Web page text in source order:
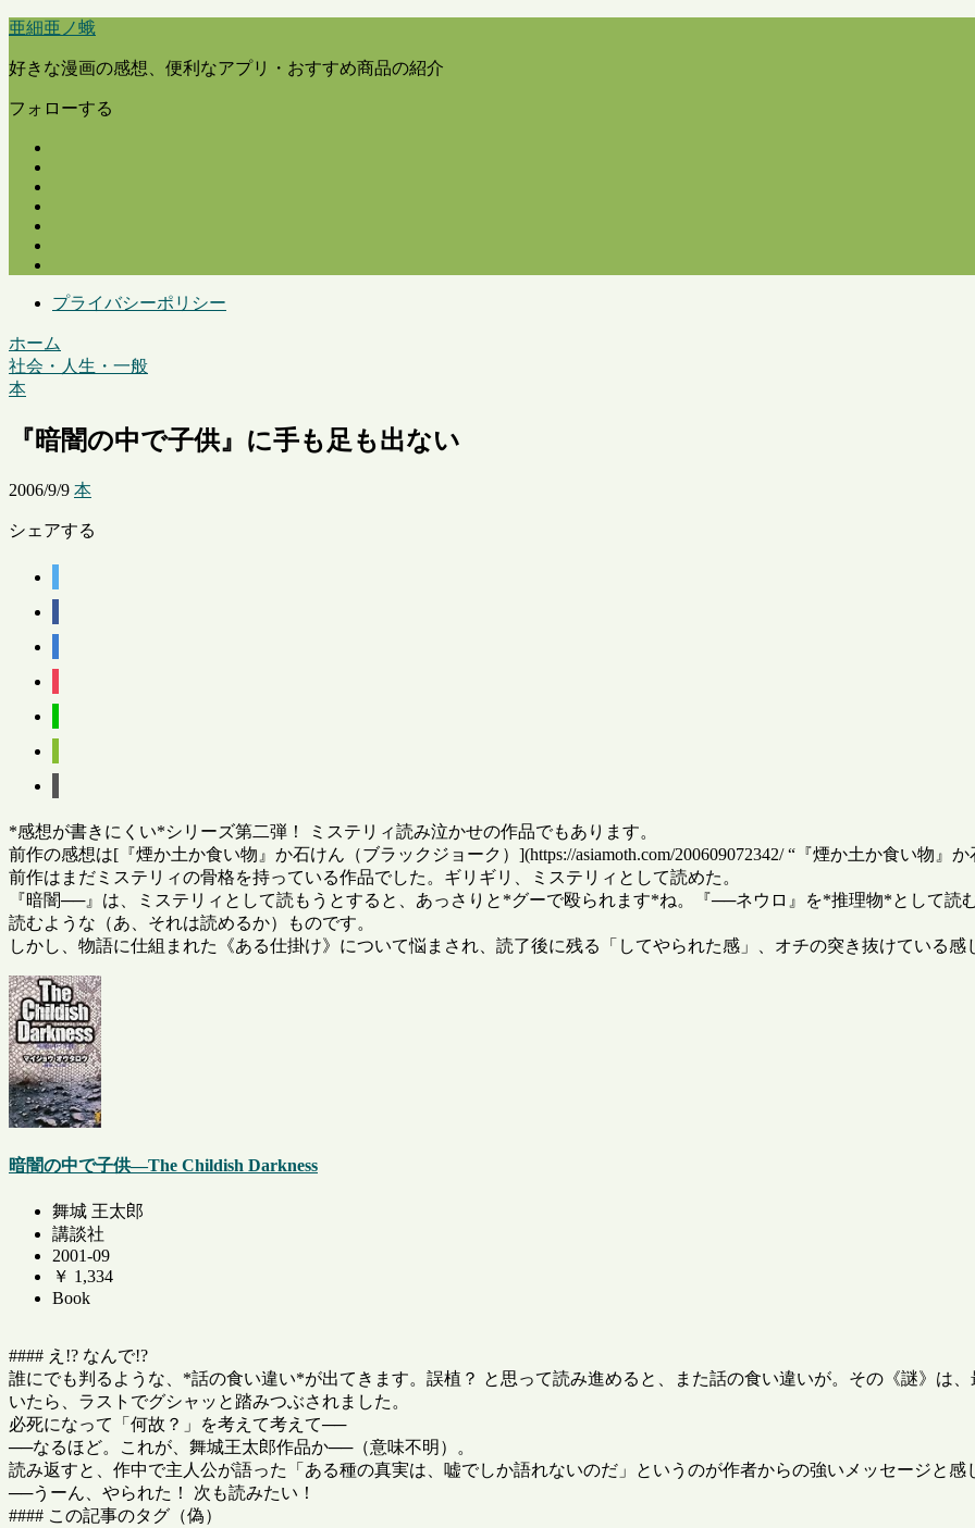
亜細亜ノ蛾
好きな漫画の感想、便利なアプリ・おすすめ商品の紹介
フォローする
プライバシーポリシー
ホーム
社会・人生・一般
本
『暗闇の中で子供』に手も足も出ない
2006/9/9 本
シェアする
*感想が書きにくい*シリーズ第二弾！ ミステリィ読み泣かせの作品でもあります。
前作の感想は[『煙か土か食い物』か石けん（ブラックジョーク）](https://asiamoth.com/200609072342/ “『煙か土か食い物』
前作はまだミステリィの骨格を持っている作品でした。ギリギリ、ミステリィとして読めた。
『暗闇──』は、ミステリィとして読もうとすると、あっさりと*グーで殴られます*ね。『──ネウロ』を*推理物*として
読むような（あ、それは読めるか）ものです。
しかし、物語に仕組まれた《ある仕掛け》について悩まされ、読了後に残る「してやられた感」、オチの突き抜けている感
暗闇の中で子供―The Childish Darkness
舞城 王太郎
講談社
2001-09
￥ 1,334
Book
#### え!? なんで!?
誰にでも判るような、*話の食い違い*が出てきます。誤植？ と思って読み進めると、また話の食い違いが。その《謎》は
いたら、ラストでグシャッと踏みつぶされました。
必死になって「何故？」を考えて考えて──
──なるほど。これが、舞城王太郎作品か──（意味不明）。
読み返すと、作中で主人公が語った「ある種の真実は、嘘でしか語れないのだ」というのが作者からの強いメッセージと感
──うーん、やられた！ 次も読みたい！
#### この記事のタグ（偽）